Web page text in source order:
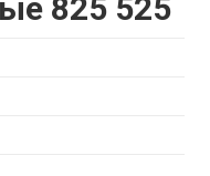
825 525